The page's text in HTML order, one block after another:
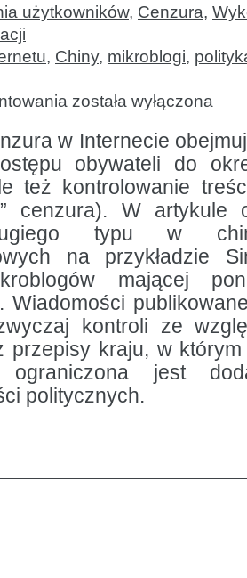
użytkowników, Cenzura,
, Chiny, mikroblogi,
Cenzura
i usuwanie
w chińskich
mediach
społecznościowych
została wyłączona
w Internecie
obywateli do
też kontrolowanie
cenzura). W artykule
typu w
na przykładzie
mającej
Wiadomości
kontroli ze
przepisy kraju, w którym
jest
politycznych.